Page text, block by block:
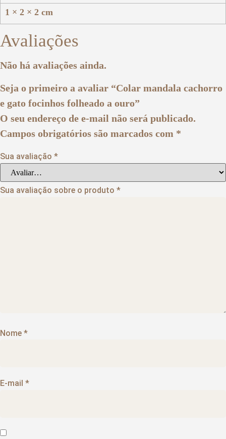
1 × 2 × 2 cm
Avaliações
Não há avaliações ainda.
Seja o primeiro a avaliar “Colar mandala cachorro
e gato focinhos folheado a ouro”
O seu endereço de e-mail não será publicado.
Campos obrigatórios são marcados com *
Sua avaliação *
Sua avaliação sobre o produto *
Nome *
E-mail *